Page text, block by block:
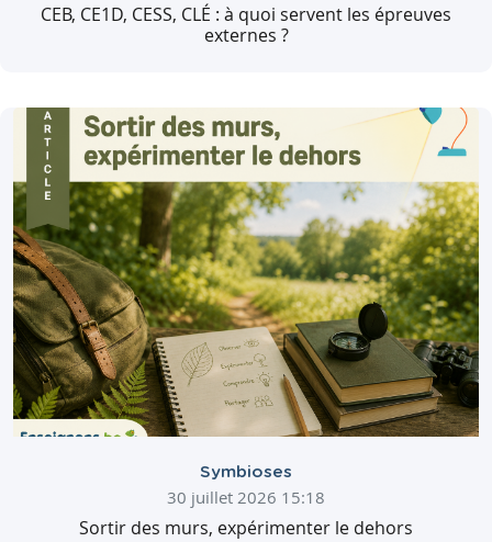
CEB, CE1D, CESS, CLÉ : à quoi servent les épreuves
externes ?
Symbioses
30 juillet 2026 15:18
Sortir des murs, expérimenter le dehors